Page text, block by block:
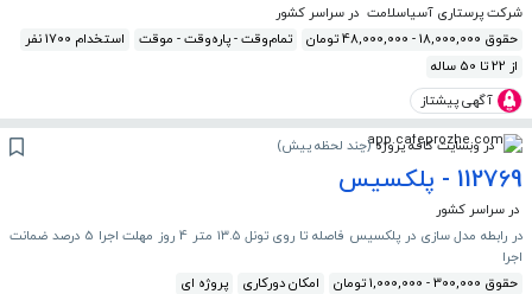
شرکت پرستاری آسیاسلامت در سراسر کشور
حقوق 18,000,000 - 48,000,000 تومان
تمام‌وقت - پاره‌وقت - موقت
استخدام 1700 نفر
از 22 تا 50 ساله
آگهی پیشتاز
در وبسایت کافه پروژه (چند لحظه پیش)
112769 - پلکسیس
در سراسر کشور
در رابطه مدل سازی در پلکسیس فاصله تا روی تونل ۱۳.۵ متر 4 روز مهلت اجرا 5 درصد ضمانت
اجرا
حقوق 300,000 - 1,000,000 تومان
امکان دورکاری پروژه ای